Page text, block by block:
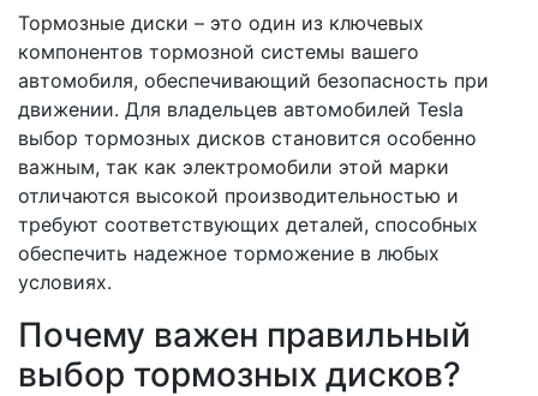
Тормозные диски – это один из ключевых
компонентов тормозной системы вашего
автомобиля, обеспечивающий безопасность при
движении. Для владельцев автомобилей Tesla
выбор тормозных дисков становится особенно
важным, так как электромобили этой марки
отличаются высокой производительностью и
требуют соответствующих деталей, способных
обеспечить надежное торможение в любых
условиях.
Почему важен правильный
выбор тормозных дисков?